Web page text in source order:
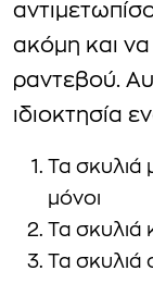
ακόμη και
ραντεβού.
ιδιοκτησία
Τα
μόνοι
Τα
Τα